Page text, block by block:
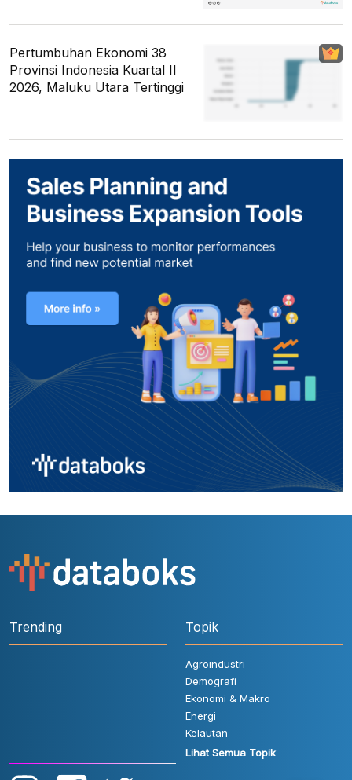
Pertumbuhan Ekonomi 38
Provinsi Indonesia Kuartal II
2026, Maluku Utara Tertinggi
Trending Topik
Agroindustri
Demografi
Ekonomi & Makro
Energi
Kelautan
Lihat Semua Topik